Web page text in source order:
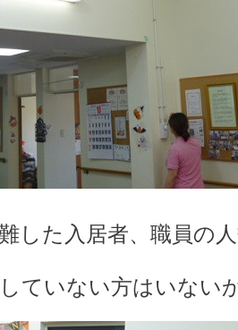
した入居者、職員の
ていない方はいない